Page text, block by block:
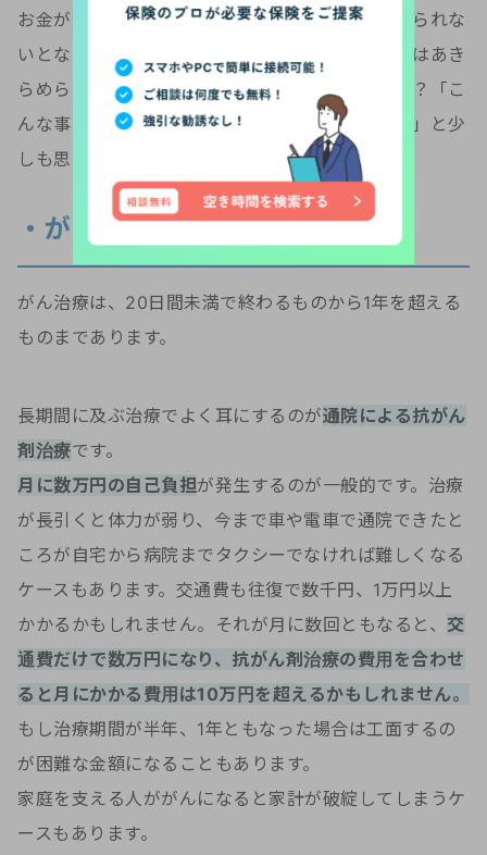
お金が無いという理由で希望する治療方法を受けられな
いとなった時、「それなら仕方ないね」とあなたはあき
らめられますか？ご家族も納得できるでしょうか？「こ
んな事になるなら保険に加入しておけば良かった」と少
しも思いませんか？
・がん保険が役立つケース
がん治療は、20日間未満で終わるものから1年を超える
ものまであります。
長期間に及ぶ治療でよく耳にするのが通院による抗がん
剤治療です。
月に数万円の自己負担が発生するのが一般的です。治療
が長引くと体力が弱り、今まで車や電車で通院できたと
ころが自宅から病院までタクシーでなければ難しくなる
ケースもあります。交通費も往復で数千円、1万円以上
かかるかもしれません。それが月に数回ともなると、 交
通費だけで数万円になり、抗がん剤治療の費用を合わせ
ると月にかかる費用は10万円を超えるかもしれません。
もし治療期間が半年、1年ともなった場合は工面するの
が困難な金額になることもあります。
家庭を支える人ががんになると家計が破綻してしまうケ
ースもあります。